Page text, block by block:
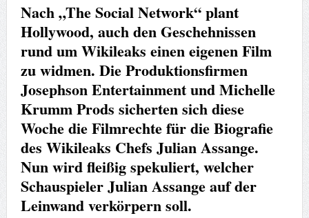
Nach „The Social Network“ plant
Hollywood, auch den Geschehnissen
rund um Wikileaks einen eigenen Film
zu widmen. Die Produktionsfirmen
Josephson Entertainment und Michelle
Krumm Prods sicherten sich diese
Woche die Filmrechte für die Biografie
des Wikileaks Chefs Julian Assange.
Nun wird fleißig spekuliert, welcher
Schauspieler Julian Assange auf der
Leinwand verkörpern soll.